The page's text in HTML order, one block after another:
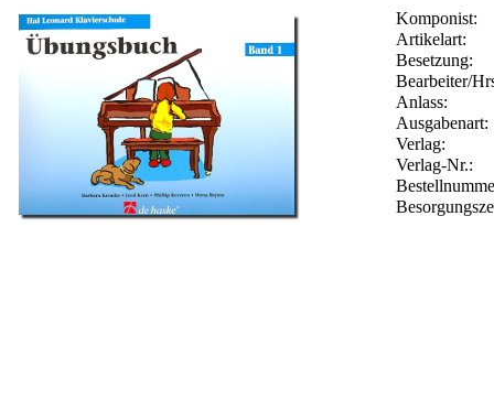
Komponist:
Artikelart:
Besetzung:
Bearbeiter/
Anlass:
Ausgabenart:
Verlag:
Verlag-Nr.: